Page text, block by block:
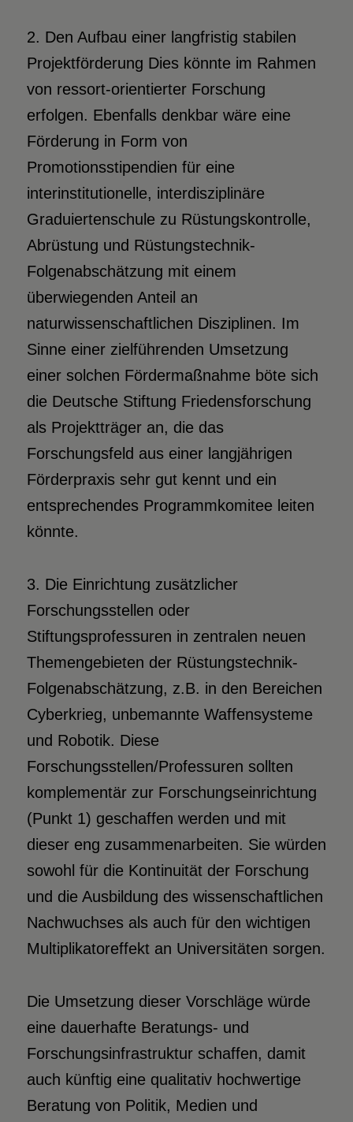
2. Den Aufbau einer langfristig stabilen
Projektförderung Dies könnte im Rahmen
von ressort-orientierter Forschung
erfolgen. Ebenfalls denkbar wäre eine
Förderung in Form von
Promotionsstipendien für eine
interinstitutionelle, interdisziplinäre
Graduiertenschule zu Rüstungskontrolle,
Abrüstung und Rüstungstechnik-
Folgenabschätzung mit einem
überwiegenden Anteil an
naturwissenschaftlichen Disziplinen. Im
Sinne einer zielführenden Umsetzung
einer solchen Fördermaßnahme böte sich
die Deutsche Stiftung Friedensforschung
als Projektträger an, die das
Forschungsfeld aus einer langjährigen
Förderpraxis sehr gut kennt und ein
entsprechendes Programmkomitee leiten
könnte.
3. Die Einrichtung zusätzlicher
Forschungsstellen oder
Stiftungsprofessuren in zentralen neuen
Themengebieten der Rüstungstechnik-
Folgenabschätzung, z.B. in den Bereichen
Cyberkrieg, unbemannte Waffensysteme
und Robotik. Diese
Forschungsstellen/Professuren sollten
komplementär zur Forschungseinrichtung
(Punkt 1) geschaffen werden und mit
dieser eng zusammenarbeiten. Sie würden
sowohl für die Kontinuität der Forschung
und die Ausbildung des wissenschaftlichen
Nachwuchses als auch für den wichtigen
Multiplikatoreffekt an Universitäten sorgen.
Die Umsetzung dieser Vorschläge würde
eine dauerhafte Beratungs- und
Forschungsinfrastruktur schaffen, damit
auch künftig eine qualitativ hochwertige
Beratung von Politik, Medien und